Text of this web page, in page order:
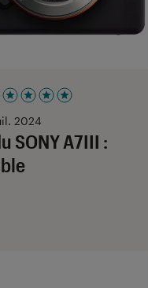
SONY A7III :
5 étoiles sur 5
2024